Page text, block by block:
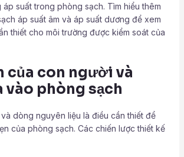
áp suất trong phòng sạch. Tìm hiểu thêm
áp suất âm và áp suất dương để xem
thiết cho môi trường được kiểm soát của
của con người và
vào phòng sạch
dòng nguyên liệu là điều cần thiết để
của phòng sạch. Các chiến lược thiết kế